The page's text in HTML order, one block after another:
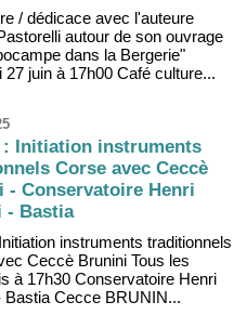
/ dédicace avec l'auteure
autour de son ouvrage
dans la Bergerie"
27 juin à 17h00 Café culture...
Initiation instruments
Corse avec Ceccè
- Conservatoire Henri
- Bastia
instruments traditionnels
Ceccè Brunini Tous les
à 17h30 Conservatoire Henri
Bastia Cecce BRUNIN...